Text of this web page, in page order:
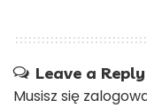
Leave a Reply
Musisz się